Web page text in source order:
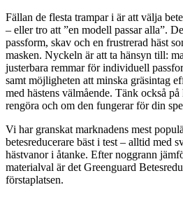
Fällan de flesta trampar i är att välja
– eller tro att ”en modell passar alla”.
passform, skav och en frustrerad häst
masken. Nyckeln är att ta hänsyn till:
justerbara remmar för individuell
samt möjligheten att minska gräsintag
med hästens välmående. Tänk också
rengöra och om den fungerar för din
Vi har granskat marknadens mest
betesreducerare bäst i test – alltid med
hästvanor i åtanke. Efter noggrann
materialval är det Greenguard
förstaplatsen.